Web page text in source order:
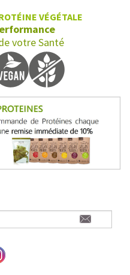
VÉGÉTALE
votre Santé